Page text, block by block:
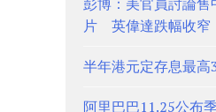
片 英偉達跌幅收
半年港元定存息最
阿里巴巴11.25公布